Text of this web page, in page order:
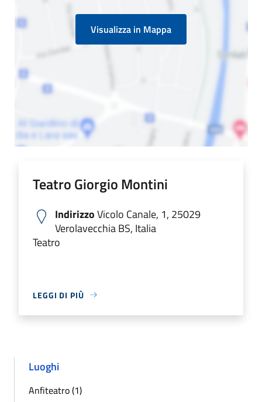
Visualizza in Mappa
Teatro Giorgio Montini
IndirizzoVicolo Canale, 1, 25029
Verolavecchia BS, Italia
Teatro
LEGGI DI PIÙ
Luoghi
Anfiteatro (1)